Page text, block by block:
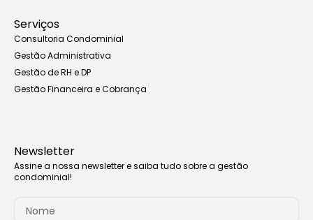
Serviços
Consultoria Condominial
Gestão Administrativa
Gestão de RH e DP
Gestão Financeira e Cobrança
Newsletter
Assine a nossa newsletter e saiba tudo sobre a gestão
condominial!